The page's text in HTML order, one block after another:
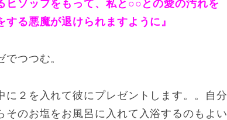
ヒソップをもって、私と○○との愛の汚れを
る悪魔が退けられますように』
つつむ。
に２を入れて彼にプレゼントします。。自分
そのお塩をお風呂に入れて入浴するのもよい